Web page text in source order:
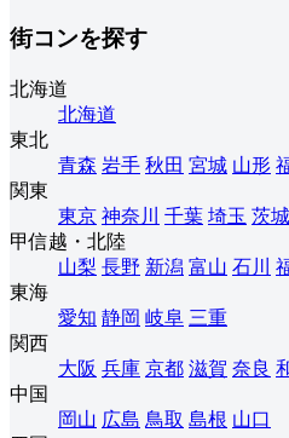
街コンを探す
北海道
北海道
東北
青森 岩手 秋田 宮城 山形
関東
東京 神奈川 千葉 埼玉 茨城
甲信越・北陸
山梨 長野 新潟 富山 石川
東海
愛知 静岡 岐阜 三重
関西
大阪 兵庫 京都 滋賀 奈良
中国
岡山 広島 鳥取 島根 山口